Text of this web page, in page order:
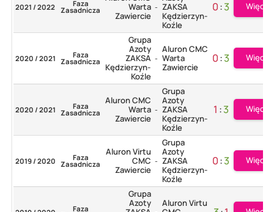
2021 / 2022 Faza
Zasadnicza
Warta
Zawiercie
- ZAKSA
Kędzierzyn-
Koźle
0:3 Więcej
2020 / 2021 Faza
Zasadnicza
Grupa
Azoty
ZAKSA
Kędzierzyn-
Koźle
-
Aluron CMC
Warta
Zawiercie
0:3 Więcej
2020 / 2021 Faza
Zasadnicza
Aluron CMC
Warta
Zawiercie
-
Grupa
Azoty
ZAKSA
Kędzierzyn-
Koźle
1 :3 Więcej
2019 / 2020 Faza
Zasadnicza
Aluron Virtu
CMC
Zawiercie
-
Grupa
Azoty
ZAKSA
Kędzierzyn-
Koźle
0:3 Więcej
Faza
Grupa
Azoty
Aluron Virtu